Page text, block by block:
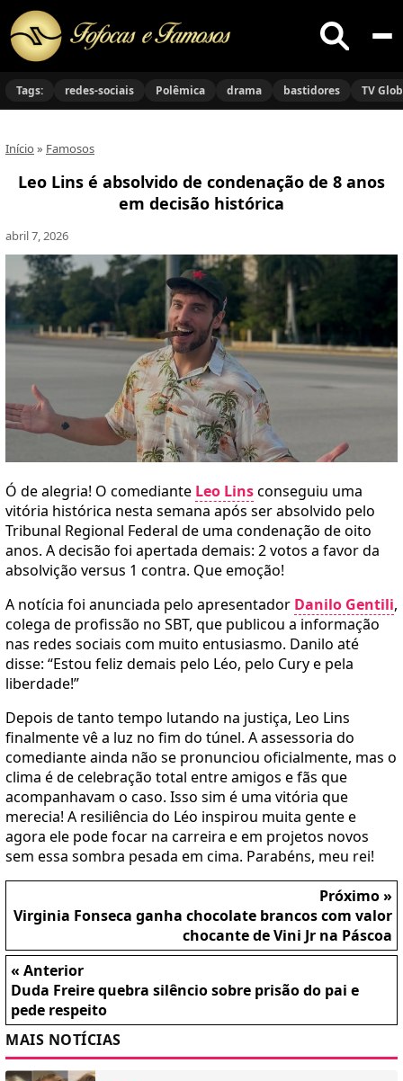
Buscar
no
Tags: redes-sociais Polêmica drama bastidores TV
Início » Famosos
Leo Lins é absolvido de condenação de 8 anos
em decisão histórica
abril 7, 2026
Ó de alegria! O comediante Leo Linsconseguiu uma
vitória histórica nesta semana após ser absolvido pelo
Tribunal Regional Federal de uma condenação de oito
anos. A decisão foi apertada demais: 2 votos a favor da
absolvição versus 1 contra. Que emoção!
A notícia foi anunciada pelo apresentador Danilo Gentili,
colega de profissão no SBT, que publicou a informação
nas redes sociais com muito entusiasmo. Danilo até
disse: “Estou feliz demais pelo Léo, pelo Cury e pela
liberdade!”
Depois de tanto tempo lutando na justiça, Leo Lins
finalmente vê a luz no fim do túnel. A assessoria do
comediante ainda não se pronunciou oficialmente, mas o
clima é de celebração total entre amigos e fãs que
acompanhavam o caso. Isso sim é uma vitória que
merecia! A resiliência do Léo inspirou muita gente e
agora ele pode focar na carreira e em projetos novos
sem essa sombra pesada em cima. Parabéns, meu rei!
Próximo »
Virginia Fonseca ganha chocolate brancos com valor
chocante de Vini Jr na Páscoa
« Anterior
Duda Freire quebra silêncio sobre prisão do pai e
pede respeito
MAIS NOTÍCIAS